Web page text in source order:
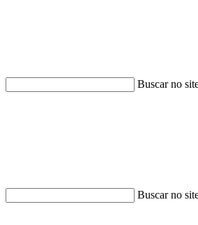
Buscar no
Buscar no